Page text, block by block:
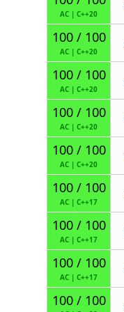
AC |C++20
100 / 100
AC |C++20
100 / 100
AC |C++20
100 / 100
AC |C++20
100 / 100
AC |C++20
100 / 100
AC |C++17
100 / 100
AC |C++17
100 / 100
AC |C++17
100 / 100